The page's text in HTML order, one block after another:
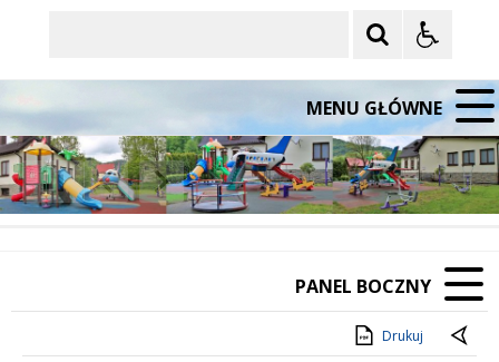
MENU GŁÓWNE
Poprzedni Element
Następny Element
❚❚
PANEL BOCZNY
Drukuj